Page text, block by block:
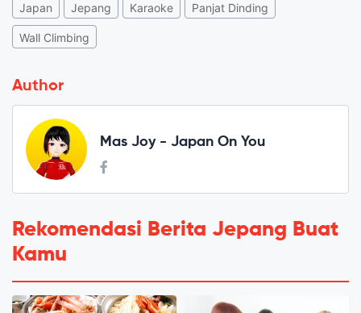
Japan Jepang Karaoke Panjat Dinding
Wall Climbing
Author
Mas Joy - Japan On You
Rekomendasi Berita Jepang Buat
Kamu